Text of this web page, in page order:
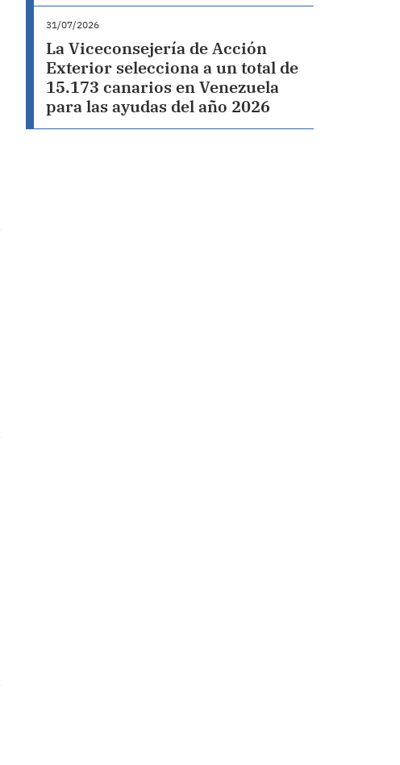
31/07/2026
La Viceconsejería de Acción
Exterior selecciona a un total de
15.173 canarios en Venezuela
para las ayudas del año 2026